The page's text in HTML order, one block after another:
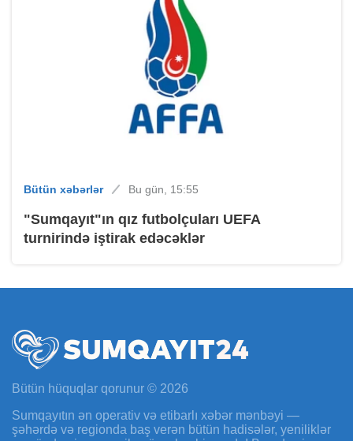
Bütün xəbərlər Bu gün, 15:55
"Sumqayıt"ın qız futbolçuları UEFA
turnirində iştirak edəcəklər
Bütün hüquqlar qorunur © 2026
Sumqayıtın ən operativ və etibarlı xəbər mənbəyi —
şəhərdə və regionda baş verən bütün hadisələr, yeniliklər